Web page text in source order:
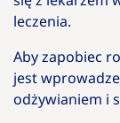
leczenia.
Aby zapobiec
jest
odżywianiem i